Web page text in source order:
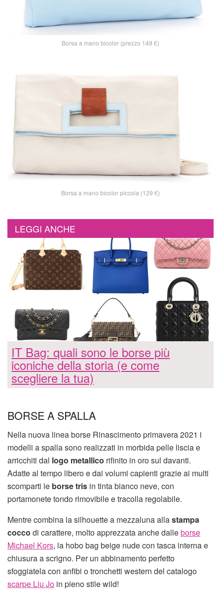
Borsa a mano bicolor (prezzo 149 €)
Borsa a mano bicolor piccola (129 €)
LEGGI ANCHE
IT Bag: quali sono le borse più
iconiche della storia (e come
scegliere la tua)
BORSE A SPALLA
Nella nuova linea borse Rinascimento primavera 2021 i
modelli a spalla sono realizzati in morbida pelle liscia e
arricchiti dal logo metallico rifinito in oro sul davanti.
Adatte al tempo libero e dai volumi capienti grazie ai multi
scomparti le borse tris in tinta bianco neve, con
portamonete tondo rimovibile e tracolla regolabile.
Mentre combina la silhouette a mezzaluna allastampa
cocco di carattere, molto apprezzata anche dalleborse
Michael Kors, la hobo bag beige nude con tasca interna e
chiusura a scrigno. Per un abbinamento perfetto
sfoggiatela con anfibi o tronchetti western del catalogo
scarpe Liu Jo in pieno stile wild!